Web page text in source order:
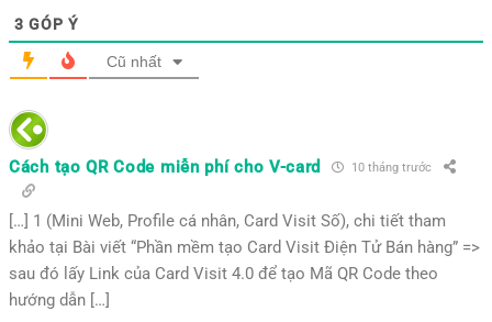
3 GÓP Ý
Cũ nhất
Cách tạo QR Code miễn phí cho V-card 10 tháng trước
[…] 1 (Mini Web, Profile cá nhân, Card Visit Số), chi tiết tham
khảo tại Bài viết “Phần mềm tạo Card Visit Điện Tử Bán hàng” =>
sau đó lấy Link của Card Visit 4.0 để tạo Mã QR Code theo
hướng dẫn […]